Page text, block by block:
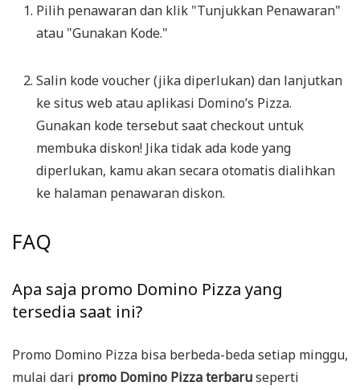
Pilih penawaran dan klik "Tunjukkan Penawaran"
atau "Gunakan Kode."
Salin kode voucher (jika diperlukan) dan lanjutkan
ke situs web atau aplikasi Domino’s Pizza.
Gunakan kode tersebut saat checkout untuk
membuka diskon! Jika tidak ada kode yang
diperlukan, kamu akan secara otomatis dialihkan
ke halaman penawaran diskon.
FAQ
Apa saja promo Domino Pizza yang
tersedia saat ini?
Promo Domino Pizza bisa berbeda-beda setiap minggu,
mulai dari promo Domino Pizza terbaruseperti